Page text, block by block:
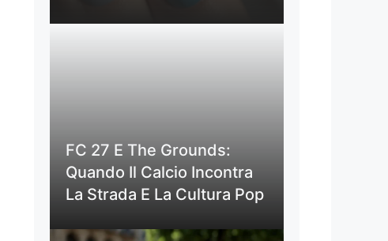
FC 27 E The Grounds:
Quando Il Calcio Incontra
La Strada E La Cultura Pop